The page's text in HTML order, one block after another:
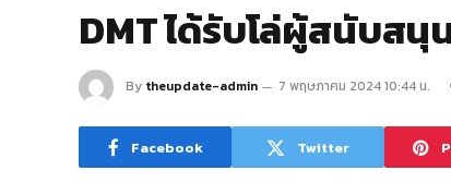
DMT ได้รับโล่ผู้สนับสนุ
By theupdate-admin 7 พฤษภาคม 2024 10:44 น.
Facebook Twitter